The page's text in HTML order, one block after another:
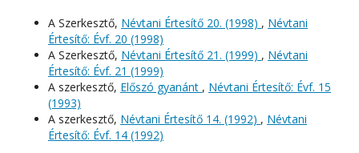
A Szerkesztő, Névtani Értesítő 20. (1998) , Névtani
Értesítő: Évf. 20 (1998)
A Szerkesztő, Névtani Értesítő 21. (1999) , Névtani
Értesítő: Évf. 21 (1999)
A szerkesztő, Előszó gyanánt , Névtani Értesítő: Évf. 15
(1993)
A szerkesztő, Névtani Értesítő 14. (1992) , Névtani
Értesítő: Évf. 14 (1992)